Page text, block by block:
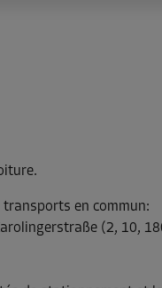
3,08m
en commun:
(2, 10,